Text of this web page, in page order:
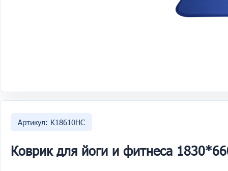
Артикул: К18610НС
Коврик для йоги и фитнеса